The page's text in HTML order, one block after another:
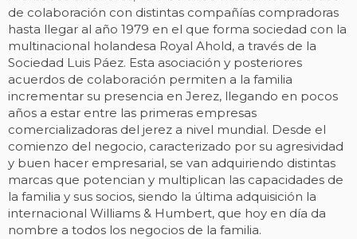
de colaboración con distintas compañías compradoras
hasta llegar al año 1979 en el que forma sociedad con la
multinacional holandesa Royal Ahold, a través de la
Sociedad Luis Páez. Esta asociación y posteriores
acuerdos de colaboración permiten a la familia
incrementar su presencia en Jerez, llegando en pocos
años a estar entre las primeras empresas
comercializadoras del jerez a nivel mundial. Desde el
comienzo del negocio, caracterizado por su agresividad
y buen hacer empresarial, se van adquiriendo distintas
marcas que potencian y multiplican las capacidades de
la familia y sus socios, siendo la última adquisición la
internacional Williams & Humbert, que hoy en día da
nombre a todos los negocios de la familia.